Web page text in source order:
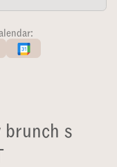
brunch s